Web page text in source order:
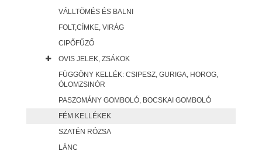
VÁLLTÖMÉS ÉS BALNI
FOLT,CÍMKE, VIRÁG
CIPŐFŰZŐ
OVIS JELEK, ZSÁKOK
FÜGGÖNY KELLÉK: CSIPESZ, GURIGA, HOROG,
ÓLOMZSINÓR
PASZOMÁNY GOMBOLÓ, BOCSKAI GOMBOLÓ
FÉM KELLÉKEK
SZATÉN RÓZSA
LÁNC